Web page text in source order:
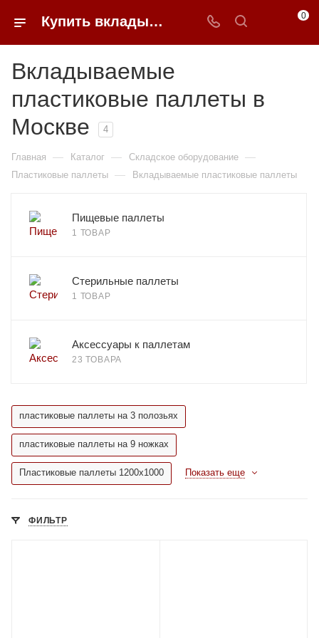
Купить вкладываемые пластиковые паллеты в Москве недорого | 0FFER 0
Вкладываемые
пластиковые паллеты в
Москве
4
Главная — Каталог — Складское оборудование —
Пластиковые паллеты — Вкладываемые пластиковые паллеты
Пищевые паллеты
1 ТОВАР
Стерильные паллеты
1 ТОВАР
Аксессуары к паллетам
23 ТОВАРА
пластиковые паллеты на 3 полозьях
пластиковые паллеты на 9 ножках
Пластиковые паллеты 1200х1000 Показать еще
ФИЛЬТР